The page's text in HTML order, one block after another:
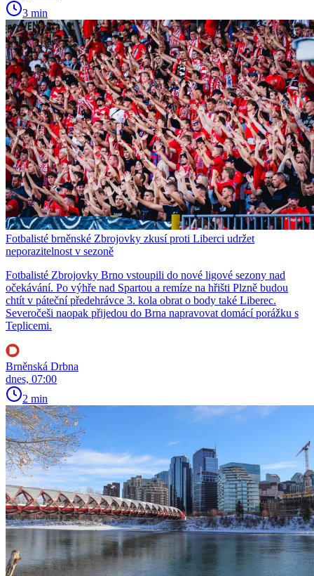
3 min
Fotbalisté brněnské Zbrojovky zkusí proti Liberci udržet
neporazitelnost v sezoně
Fotbalisté Zbrojovky Brno vstoupili do nové ligové sezony nad
očekávání. Po výhře nad Spartou a remíze na hřišti Plzně budou
chtít v páteční předehrávce 3. kola obrat o body také Liberec.
Severočeši naopak přijedou do Brna napravovat domácí porážku s
Teplicemi.
Brněnská Drbna
dnes, 07:00
2 min